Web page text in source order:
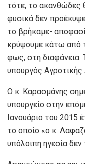
τότε, το
φυσικά δεν
το βρήκαμε-
κρύψουμε κάτω από
φως, στη διαφάνεια.
υπουργός Αγροτικής
Ο κ. Καρασμάνης
υπουργείο στην
Ιανουάριο του 2015
το οποίο «ο κ.
υπόλοιπη ηγεσία